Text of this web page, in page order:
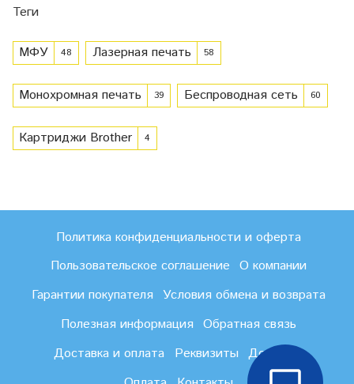
Теги
МФУ 48 Лазерная печать 58
Монохромная печать 39 Беспроводная сеть 60
Картриджи Brother 4
Политика конфиденциальности и оферта
Пользовательское соглашение О компании
Гарантии покупателя Условия обмена и возврата
Полезная информация Обратная связь
Доставка и оплата
Реквизиты Доставка